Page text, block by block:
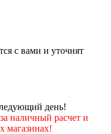
с вами и уточнят
день!
наличный расчет и
магазинах!